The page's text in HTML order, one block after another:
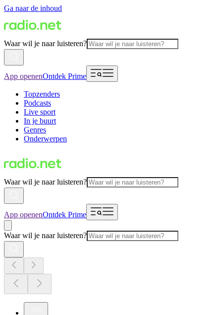
Ga naar de inhoud
Waar wil je naar luisteren?
App openenOntdek Prime
Topzenders
Podcasts
Live sport
In je buurt
Genres
Onderwerpen
Waar wil je naar luisteren?
App openenOntdek Prime
Waar wil je naar luisteren?